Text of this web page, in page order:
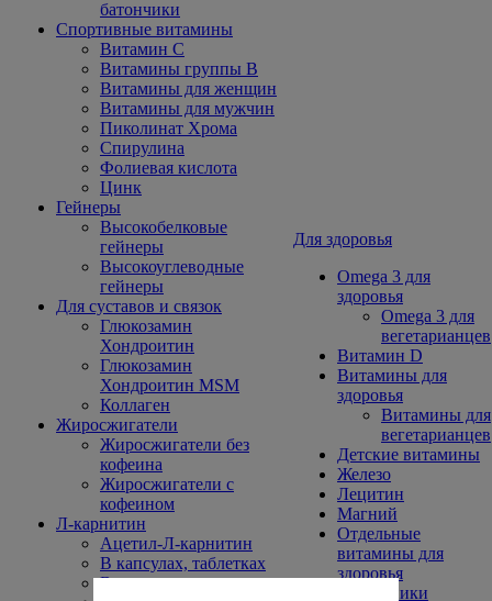
батончики
Спортивные витамины
Витамин С
Витамины группы В
Витамины для женщин
Витамины для мужчин
Пиколинат Хрома
Спирулина
Фолиевая кислота
Цинк
Гейнеры
Высокобелковые
гейнеры
Высокоуглеводные
гейнеры
Для суставов и связок
Глюкозамин
Хондроитин
Глюкозамин
Хондроитин MSM
Коллаген
Жиросжигатели
Жиросжигатели без
кофеина
Жиросжигатели с
кофеином
Л-карнитин
Ацетил-Л-карнитин
В капсулах, таблетках
В порошке
Для здоровья
Omega 3 для
здоровья
Omega 3 для
вегетарианцев
Витамин D
Витамины для
здоровья
Витамины для
вегетарианцев
Детские витамины
Железо
Лецитин
Магний
Отдельные
витамины для
здоровья
Суставники